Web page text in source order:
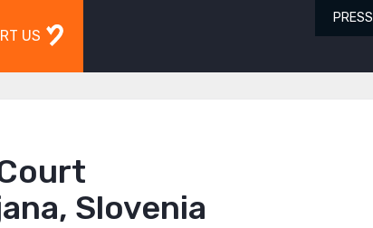
US
PRESS
Slovenia